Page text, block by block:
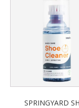
SPRINGYARD